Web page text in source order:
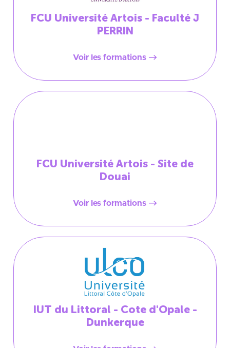
FCU Université Artois - Faculté J
PERRIN
Voir les formations
FCU Université Artois - Site de
Douai
Voir les formations
IUT du Littoral - Cote d'Opale -
Dunkerque